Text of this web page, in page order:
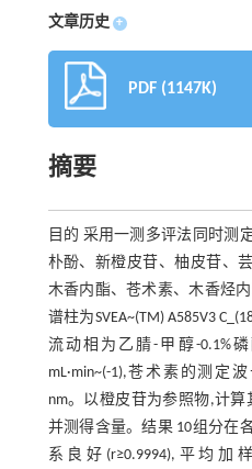
文章历史 +
PDF (1147K)
摘要
目的 采用一测多评法同时测
朴酚、新橙皮苷、柚皮苷、
木香内酯、苍术素、木香烃
谱柱为SVEA~(TM) A585V3
流动相为乙腈-甲醇-0.1%
mL·min~(-1),苍术素的测定
nm。以橙皮苷为参照物,计
并测得含量。结果 10组分在
系良好(r≥0.9994),平均加